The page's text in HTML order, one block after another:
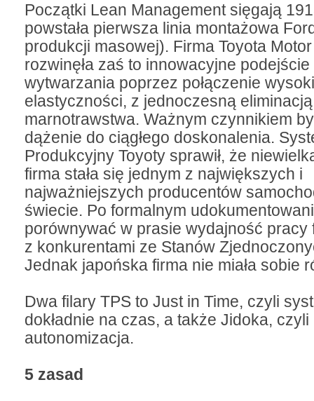
Początki Lean Management sięgają
powstała pierwsza linia montażowa
produkcji masowej). Firma Toyota
rozwinęła zaś to innowacyjne podejście
wytwarzania poprzez połączenie
elastyczności, z jednoczesną eliminacją
marnotrawstwa. Ważnym czynnikiem
dążenie do ciągłego doskonalenia.
Produkcyjny Toyoty sprawił, że
firma stała się jednym z największych i
najważniejszych producentów
świecie. Po formalnym
porównywać w prasie wydajność pracy
z konkurentami ze Stanów
Jednak japońska firma nie miała sobie
Dwa filary TPS to Just in Time, czyli
dokładnie na czas, a także Jidoka, czyli
autonomizacja.
5 zasad